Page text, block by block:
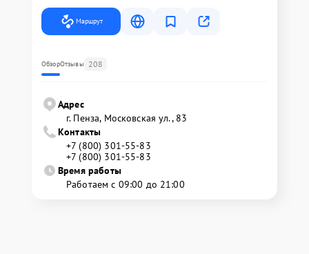
Маршрут
ОбзорОтзывы 208
Адрес
г. Пенза, Московская ул., 83
Контакты
+7 (800) 301-55-83
+7 (800) 301-55-83
Время работы
Работаем с 09:00 до 21:00